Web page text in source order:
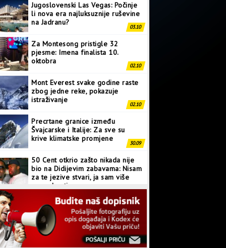
Jugoslovenski Las Vegas: Počinje
li nova era najluksuznije ruševine
na Jadranu?
03.10
Za Montesong pristigle 32
pjesme: Imena finalista 10.
oktobra
02.10
Mont Everest svake godine raste
zbog jedne reke, pokazuje
istraživanje
02.10
Precrtane granice između
Švajcarske i Italije: Za sve su
krive klimatske promjene
30.09
50 Cent otkrio zašto nikada nije
bio na Didijevim zabavama: Nisam
za te jezive stvari, ja sam više
normalan tip
28.09
Japanci prave superkompjuter
kakav svijet još nije vidio
27.09
Linkin Park ima novu pjesmu: